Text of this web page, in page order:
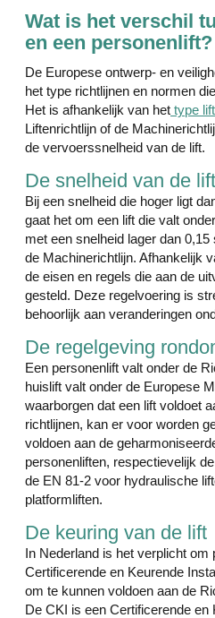
Wat is het verschil
en een personenlift?
De Europese ontwerp- en
het type richtlijnen en normen
Het is afhankelijk van het type lift
Liftenrichtlijn of de
de vervoerssnelheid van de lift.
De snelheid van de lift
Bij een snelheid die hoger ligt
gaat het om een lift die valt
met een snelheid lager dan
de Machinerichtlijn. Afhankelijk
de eisen en regels die aan de
gesteld. Deze regelvoering is
behoorlijk aan veranderingen
De regelgeving
Een personenlift valt onder de
huislift valt onder de Europese
waarborgen dat een lift voldoet
richtlijnen, kan er voor worden
voldoen aan de
personenliften, respectievelijk
de EN 81-2 voor hydraulische
platformliften.
De keuring van de lift
In Nederland is het verplicht om
Certificerende en Keurende
om te kunnen voldoen aan de
De CKI is een Certificerende en